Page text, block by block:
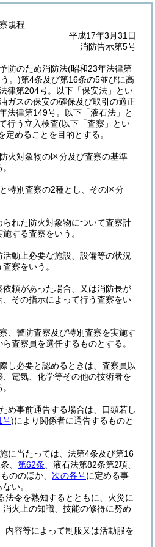
規程
平成17年3月31日
消防告示第5号
防のため消防法(昭和23年法律第
。)第4条及び第16条の5並びに高
律第204号。以下「保安法」とい
ガスの保安の確保及び取引の適正
法律第149号。以下「液石法」と
行う立入検査(以下「査察」とい
定めることを目的とする。
火対象物の区分及び査察の基準
特別査察の2種とし、その区分
られた防火対象物について査察計
する査察をいう。
動上必要な施設、設備等の状況
察をいう。
頼があった場合、又は消防長が
その指示によって行う査察をい
、警防査察及び特別査察を実施す
査察員を選任するものとする。
し必要と認めるときは、査察員以
電気、化学等その他の技術者を
め事前通告する場合は、口頭若し
号)により関係者に通告するものと
に当たっては、法第4条及び第16
、 第62条 、液石法第82条第2項、
ののほか、 次の各号に定める事
い。
法令を熟知するとともに、火災に
火上の知識、技能の修得に努め
内容等によって制服又は活動服を